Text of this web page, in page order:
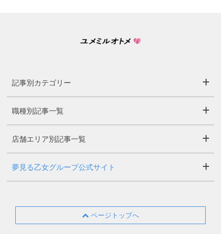
記事別カテゴリー
職種別記事一覧
店舗エリア別記事一覧
夢見る乙女グループ公式サイト
ページトップへ